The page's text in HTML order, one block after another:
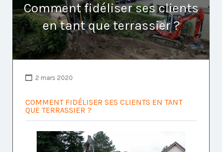
Comment fidéliser ses clients
en tant que terrassier ?
2 mars 2020
COMMENT FIDÉLISER SES CLIENTS EN TANT
QUE TERRASSIER ?